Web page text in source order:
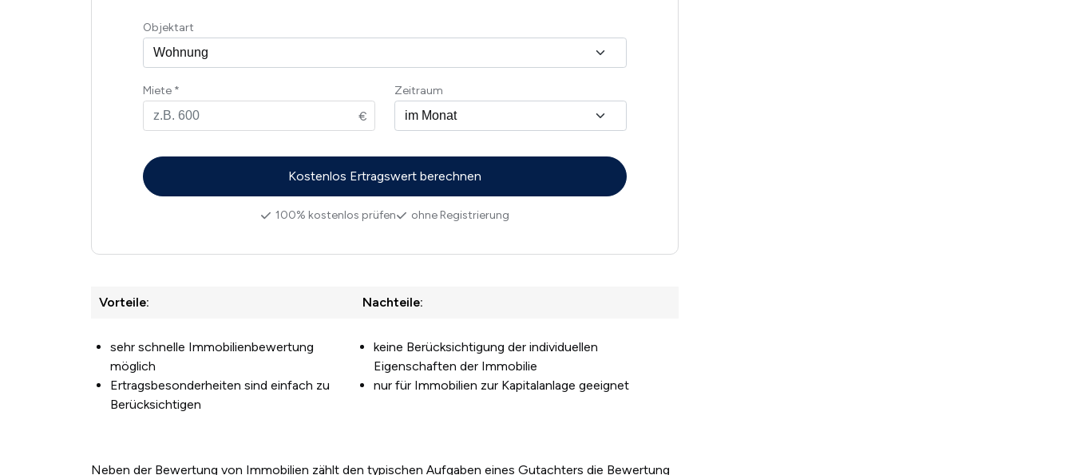
Objektart
Miete Zeitraum
100% kostenlos prüfen ohne Registrierung
Vorteile: Nachteile:
sehr schnelle Immobilienbewertung
möglich
Ertragsbesonderheiten sind einfach zu
Berücksichtigen
keine Berücksichtigung der individuellen
Eigenschaften der Immobilie
nur für Immobilien zur Kapitalanlage geeignet
Neben der Bewertung von Immobilien zählt den typischen Aufgaben eines Gutachters die Bewertung